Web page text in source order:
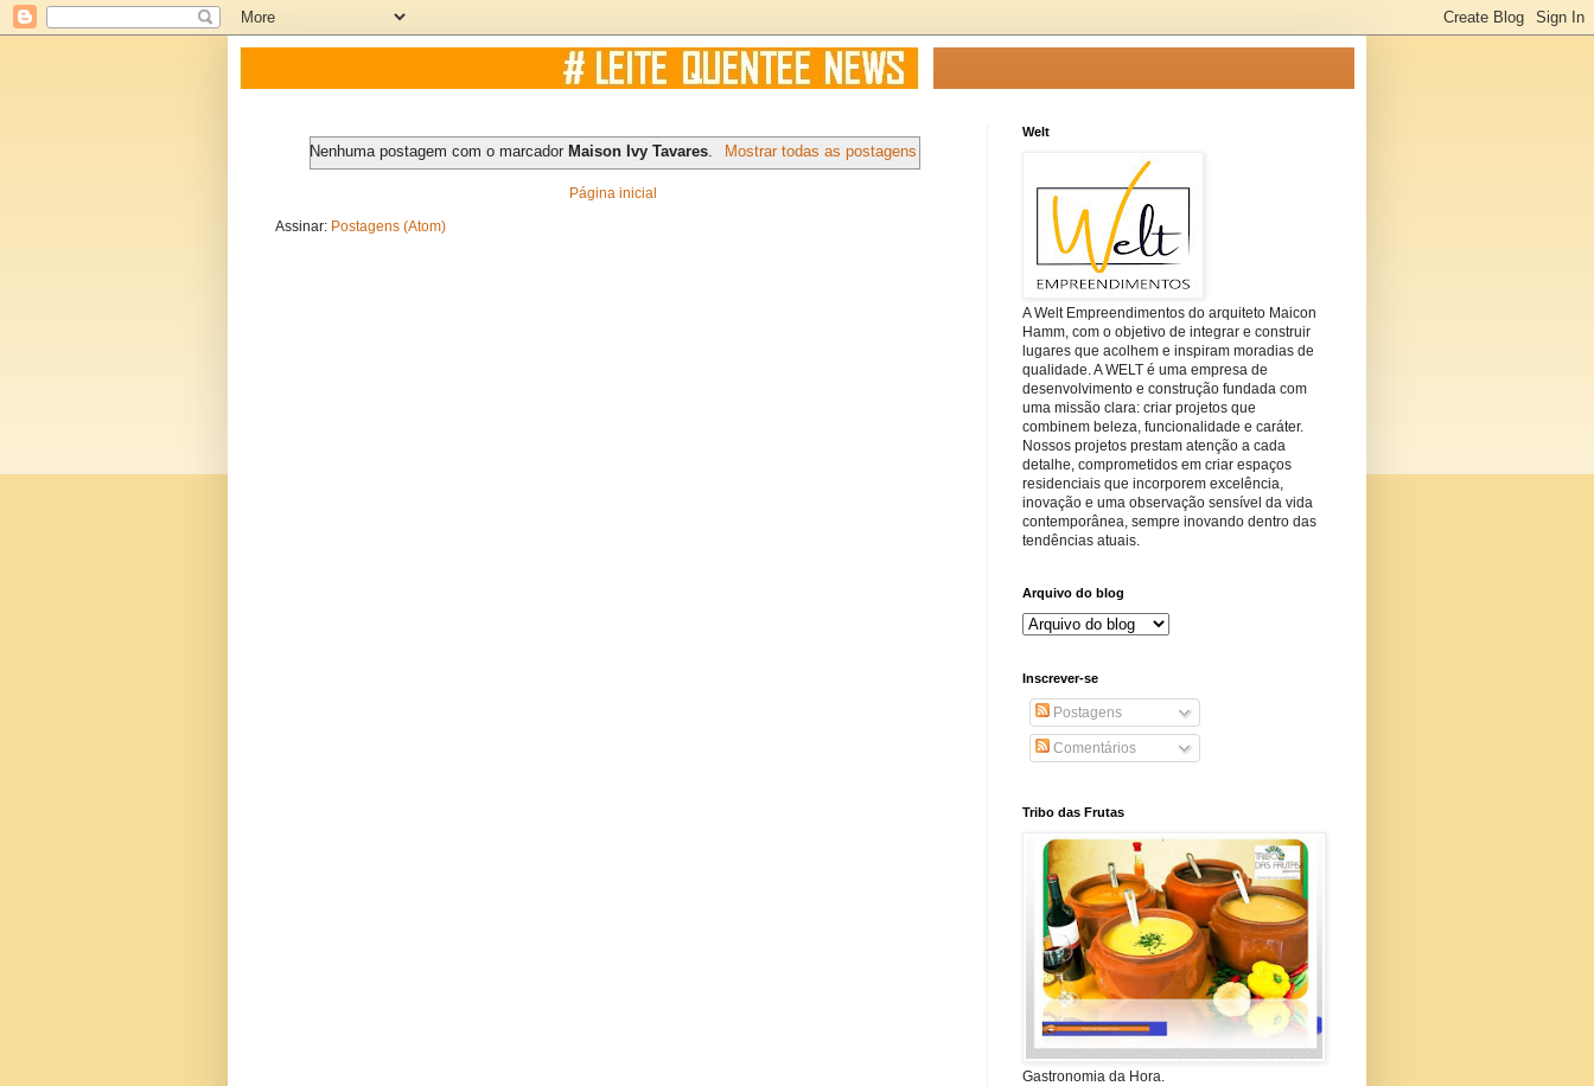
Nenhuma postagem com o marcador Maison Ivy Tavares Mostrar todas as postagens
Página inicial
Assinar: Postagens (Atom)
Welt
A Welt Empreendimentos do arquiteto Maicon
Hamm, com o objetivo de integrar e construir
lugares que acolhem e inspiram moradias de
qualidade. A WELT é uma empresa de
desenvolvimento e construção fundada com
uma missão clara: criar projetos que
combinem beleza, funcionalidade e caráter.
Nossos projetos prestam atenção a cada
detalhe, comprometidos em criar espaços
residenciais que incorporem excelência,
inovação e uma observação sensível da vida
contemporânea, sempre inovando dentro das
tendências atuais.
Arquivo do blog
Inscrever-se
Postagens
Comentários
Tribo das Frutas
Gastronomia da Hora.